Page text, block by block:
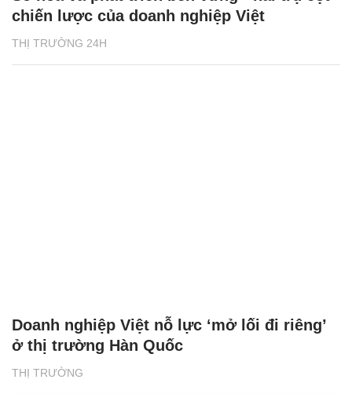
THỊ TRƯỜNG 24H
chiến lược của doanh nghiệp Việt
THỊ TRƯỜNG
Doanh nghiệp Việt nỗ lực ‘mở lối đi riêng’
ở thị trường Hàn Quốc